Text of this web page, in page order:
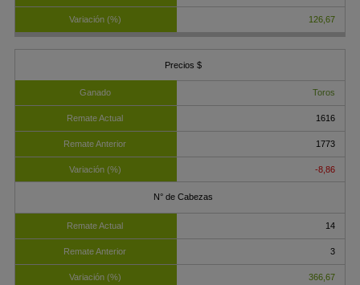
126,67
Toros
1616
1773
-8,86
14
3
366,67